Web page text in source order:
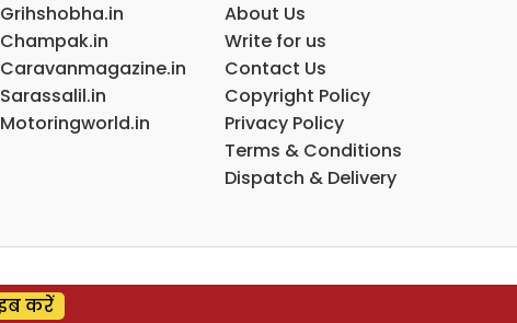
Grihshobha.in
Champak.in
Caravanmagazine.in
Sarassalil.in
Motoringworld.in
About Us
Write for us
Contact Us
Copyright Policy
Privacy Policy
Terms & Conditions
Dispatch & Delivery
करें